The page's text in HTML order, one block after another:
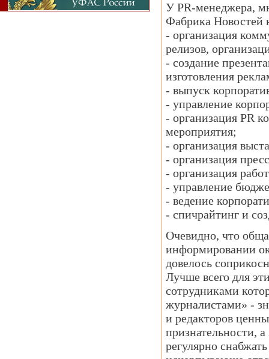
У PR-менеджера,
Фабрика Новостей
- организация
релизов,
- создание
изготовления
- выпуск
- управление
- организация PR
мероприятия;
- организация
- организация
- организация
- управление
- ведение
- спичрайтинг и
Очевидно, что
информировании
довелось
Лучше всего для
сотрудниками
журналистами» -
и редакторов
признательности,
регулярно